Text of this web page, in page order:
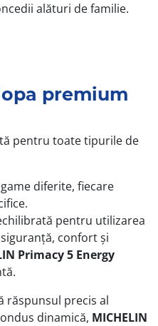
alături de familie.
premium
pentru toate tipurile de
diferite, fiecare
pentru utilizarea
confort și
Primacy 5 Energy
răspunsul precis al
dinamică, MICHELIN